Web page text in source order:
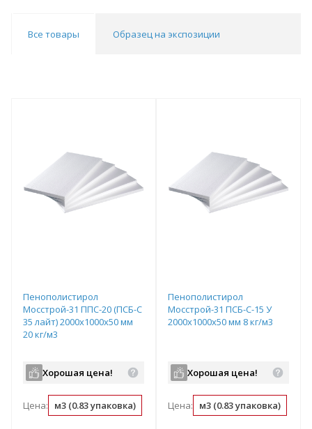
Все товары Образец на экспозиции
Пенополистирол
Мосстрой-31 ППС-20 (ПСБ-С
35 лайт) 2000х1000х50 мм
20 кг/м3
Хорошая цена!
Цена: м3 (0.83 упаковка) упаковка (1.2 м3) м2 (0.05 м3)
Пенополистирол
Мосстрой-31 ПСБ-С-15 У
2000х1000х50 мм 8 кг/м3
Хорошая цена!
Цена: м3 (0.83 упаковка)